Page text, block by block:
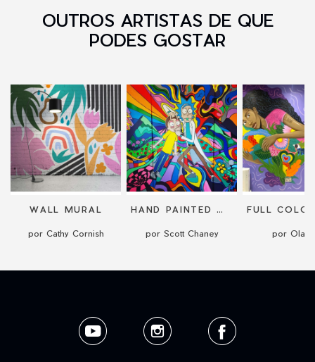
OUTROS ARTISTAS DE QUE
PODES GOSTAR
WALL MURAL
por Cathy Cornish
HAND PAINTED MURALS
por Scott Chaney por Ola